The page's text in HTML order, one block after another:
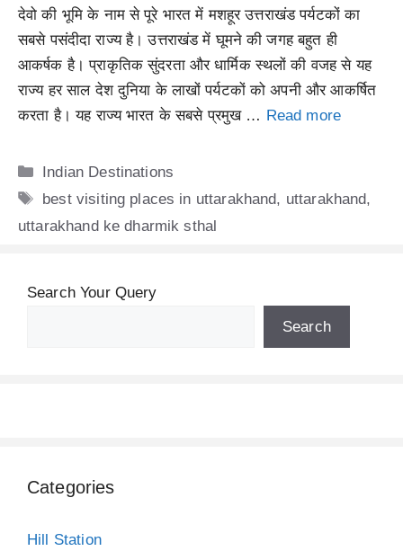
देवो की भूमि के नाम से पूरे भारत में मशहूर उत्तराखंड पर्यटकों का
सबसे पसंदीदा राज्य है। उत्तराखंड में घूमने की जगह बहुत ही
आकर्षक है। प्राकृतिक सुंदरता और धार्मिक स्थलों की वजह से यह
राज्य हर साल देश दुनिया के लाखों पर्यटकों को अपनी और आकर्षित
करता है। यह राज्य भारत के सबसे प्रमुख … Read more
Categories
Indian Destinations
Tags
best visiting places in uttarakhand, uttarakhand,
uttarakhand ke dharmik sthal
Search Your Query
Search
Categories
Hill Station